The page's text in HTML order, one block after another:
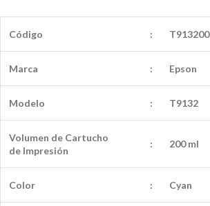
Código : T913200
Marca : Epson
Modelo : T9132
Volumen de Cartucho
de Impresión
: 200 ml
Color : Cyan